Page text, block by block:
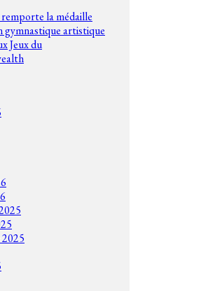
la médaille
gymnastique artistique
Jeux du